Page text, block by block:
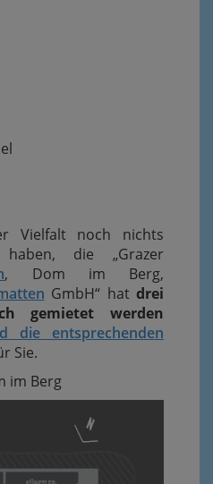
Vielfalt noch nichts
haben, die „Grazer
, Dom im Berg,
GmbH“ hat drei
gemietet werden
die entsprechenden
Sie.
im Berg